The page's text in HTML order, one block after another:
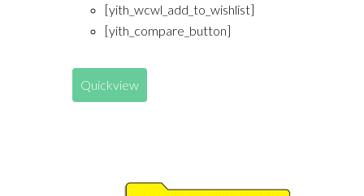
[yith_wcwl_add_to_wishlist]
[yith_compare_button]
Quickview